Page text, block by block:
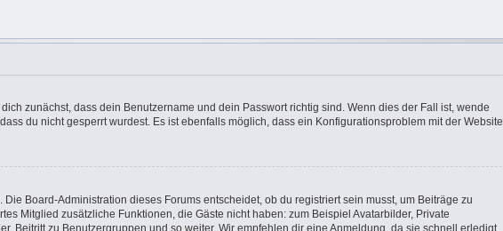
zunächst, dass dein Benutzername und dein Passwort richtig sind. Wenn dies der Fall ist, wende
du nicht gesperrt wurdest. Es ist ebenfalls möglich, dass ein Konfigurationsproblem mit der Website
Board-Administration dieses Forums entscheidet, ob du registriert sein musst, um Beiträge zu
Mitglied zusätzliche Funktionen, die Gäste nicht haben: zum Beispiel Avatarbilder, Private
Beitritt zu Benutzergruppen und so weiter. Wir empfehlen dir eine Anmeldung, da sie schnell erledigt